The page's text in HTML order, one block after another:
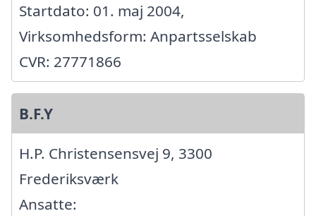
Startdato: 01. maj 2004,
Virksomhedsform: Anpartsselskab
CVR: 27771866
B.F.Y
H.P. Christensensvej 9, 3300
Frederiksværk
Ansatte: